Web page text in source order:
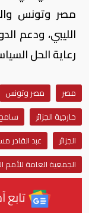
مصر وتونس
الليبي، ودعم
رعاية الحل
مصر مصر وتونس
خارجية الجزائر
الجزائر
عبد القادر
الجمعية العامة للأمم
تابع